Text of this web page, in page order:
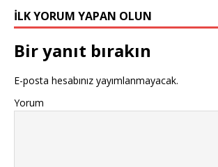
İLK YORUM YAPAN OLUN
Bir yanıt bırakın
E-posta hesabınız yayımlanmayacak.
Yorum